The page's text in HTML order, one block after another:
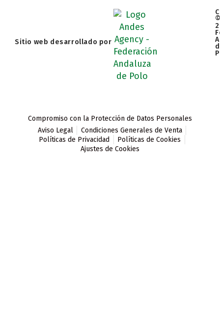
Sitio web desarrollado por
Compromiso con la Protección de Datos Personales
Aviso Legal
Condiciones Generales de Venta
Políticas de Privacidad
Políticas de Cookies
Ajustes de Cookies